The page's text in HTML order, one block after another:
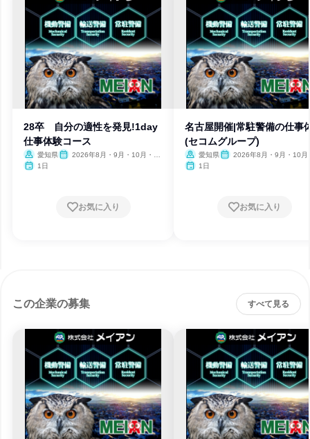
28卒 自分の適性を発見!1day
仕事体験コース
愛知県
2026年8月・9月・10月・11
1日
お気に入り
名古屋開催|常駐警備の仕事
(セコムグループ)
愛知県
2026年8月・9月・10月
1日
お気に入り
この企業の募集 すべて見る